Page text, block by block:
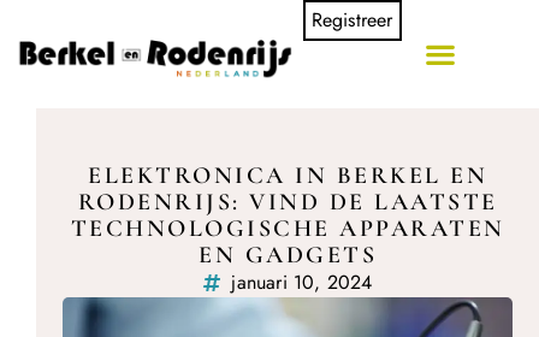
Registreer
ELEKTRONICA IN BERKEL EN
RODENRIJS: VIND DE LAATSTE
TECHNOLOGISCHE APPARATEN
EN GADGETS
januari 10, 2024